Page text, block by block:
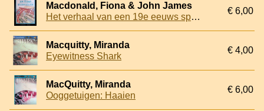
Macdonald, Fiona & John James
Het verhaal van een 19e eeuws spoorwegstation
€ 6,00
Macquitty, Miranda
Eyewitness Shark
€ 4,00
MacQuitty, Miranda
Ooggetuigen: Haaien
€ 6,00